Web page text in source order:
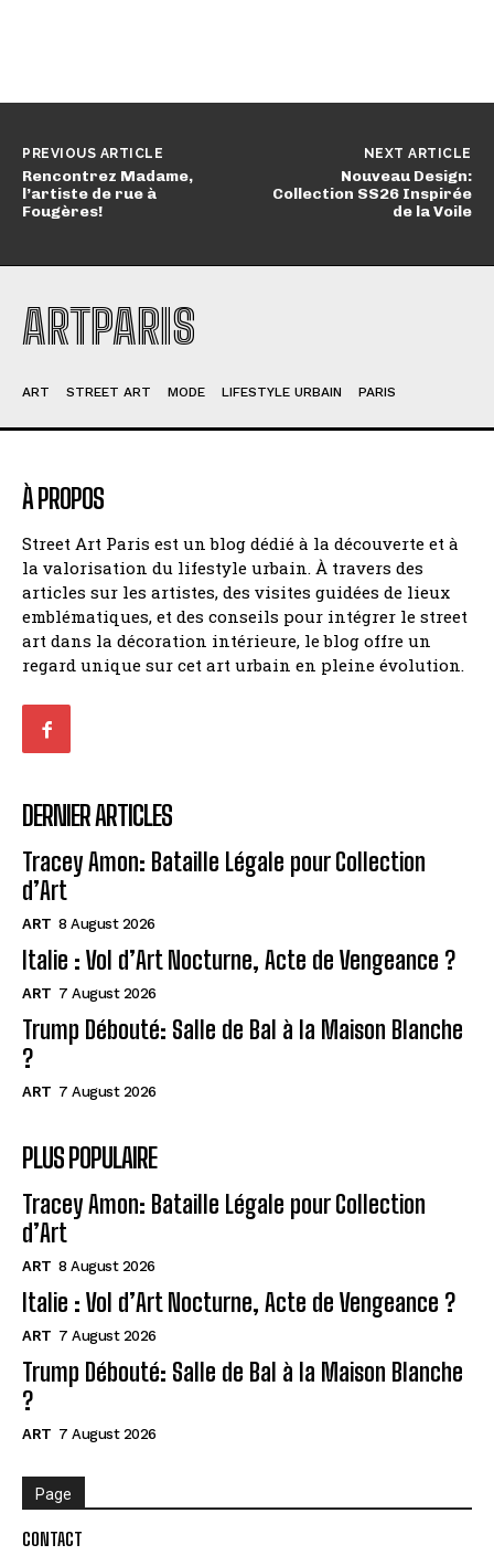
PREVIOUS ARTICLE
Rencontrez Madame,
l’artiste de rue à
Fougères!
NEXT ARTICLE
Nouveau Design:
Collection SS26 Inspirée
de la Voile
ARTPARIS
ART STREET ART MODE LIFESTYLE URBAIN PARIS
À PROPOS
Street Art Paris est un blog dédié à la découverte et à
la valorisation du lifestyle urbain. À travers des
articles sur les artistes, des visites guidées de lieux
emblématiques, et des conseils pour intégrer le street
art dans la décoration intérieure, le blog offre un
regard unique sur cet art urbain en pleine évolution.
DERNIER ARTICLES
Tracey Amon: Bataille Légale pour Collection
d’Art
ART 8 August 2026
Italie : Vol d’Art Nocturne, Acte de Vengeance ?
ART 7 August 2026
Trump Débouté: Salle de Bal à la Maison Blanche
?
ART 7 August 2026
PLUS POPULAIRE
Tracey Amon: Bataille Légale pour Collection
d’Art
ART 8 August 2026
Italie : Vol d’Art Nocturne, Acte de Vengeance ?
ART 7 August 2026
Trump Débouté: Salle de Bal à la Maison Blanche
?
ART 7 August 2026
Page
CONTACT